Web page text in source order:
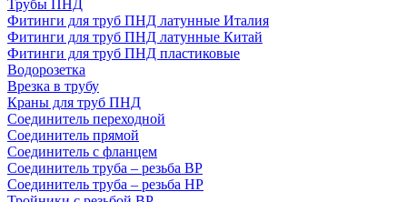
Трубы ПНД
Фитинги для труб ПНД латунные Италия
Фитинги для труб ПНД латунные Китай
Фитинги для труб ПНД пластиковые
Водорозетка
Врезка в трубу
Краны для труб ПНД
Соединитель переходной
Соединитель прямой
Соединитель с фланцем
Соединитель труба – резьба ВР
Соединитель труба – резьба НР